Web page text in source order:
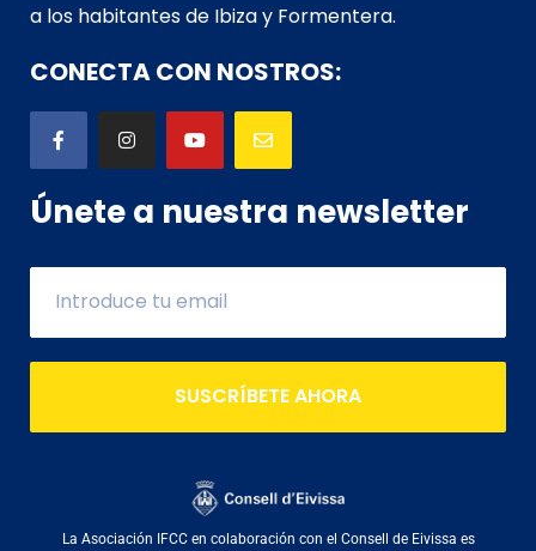
a los habitantes de Ibiza y Formentera.
CONECTA CON NOSTROS:
Únete a nuestra newsletter
SUSCRÍBETE AHORA
La Asociación IFCC en colaboración con el Consell de Eivissa es